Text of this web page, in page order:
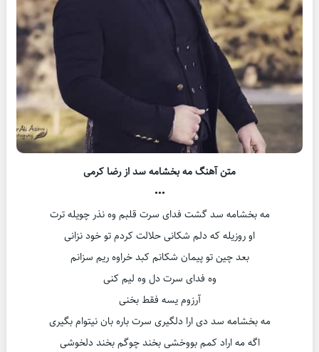
متن آهنگ مه بخشامه سد از رضا کرمی
•••
مه بخشامه سد گشت فدای سرت قلبم وه نذر چویله ترت
او روزیله که دلم شکانی حلالت کردم تو خود نزانی
بعد چین تو پیمان شکانم کبد خراوه ریم سزانم
وه فدای سرت دل وه لیم کنی
آرزوم یسه فقط بخنی
مه بخشامه سد دی ارا دلگیری سرت باره بان نیتوام بگیری
اگه مه اراد کمم بووخشی بخند چوگم بخند دلخوشی